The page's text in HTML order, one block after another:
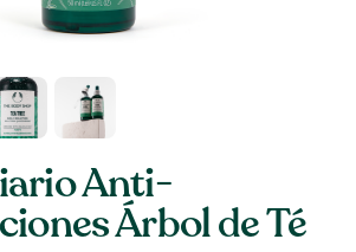
Anti-
Árbol de Té